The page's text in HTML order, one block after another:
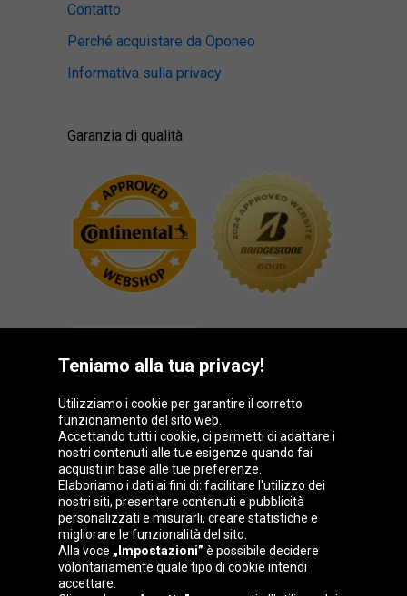
Contatto
Perché acquistare da Oponeo
Informativa sulla privacy
Garanzia di qualità
Gruppo Oponeo
Belgique
Česká
republika
Deutschland Éire
España
Teniamo alla tua privacy!
Utilizziamo i cookie per garantire il corretto
funzionamento del sito web.
Accettando tutti i cookie, ci permetti di adattare i
nostri contenuti alle tue esigenze quando fai
acquisti in base alle tue preferenze.
Elaboriamo i dati ai fini di: facilitare l'utilizzo dei
nostri siti, presentare contenuti e pubblicità
personalizzati e misurarli, creare statistiche e
migliorare le funzionalità del sito.
Alla voce „Impostazioni” è possibile decidere
volontariamente quale tipo di cookie intendi
accettare.